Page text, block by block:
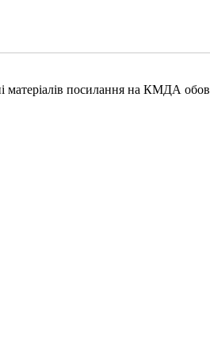
матеріалів посилання на КМДА